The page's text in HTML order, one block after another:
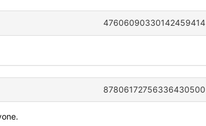
47606090330142459414
87806172756336430500